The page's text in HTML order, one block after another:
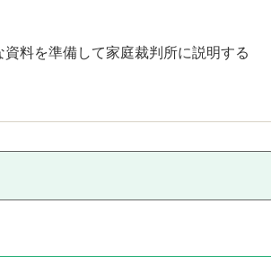
料を準備して家庭裁判所に説明する